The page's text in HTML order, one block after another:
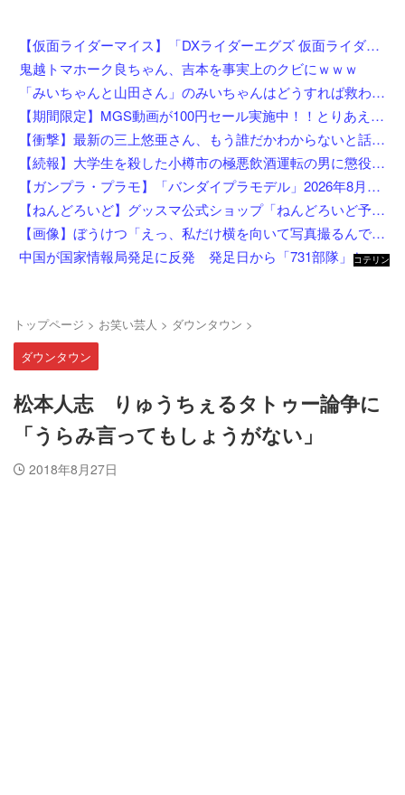
【仮面ライダーマイス】「DXライダーエグズ 仮面ライダーストア東京セット」仮面ライダーストアで発売決定
鬼越トマホーク良ちゃん、吉本を事実上のクビにｗｗｗ
「みいちゃんと山田さん」のみいちゃんはどうすれば救われたのか
【期間限定】MGS動画が100円セール実施中！！とりあえず全部買うやろｗｗｗｗｗ
【衝撃】最新の三上悠亜さん、もう誰だかわからないと話題になってしまった画像がこちら
【続報】大学生を殺した小樽市の極悪飲酒運転の男に懲役4年6ヶ月の判決。
【ガンプラ・プラモ】「バンダイプラモデル」2026年8月発売商品【スケジュール公開】
【ねんどろいど】グッスマ公式ショップ「ねんどろいど予約キャンペーン（2026年8月分）」【8月1日開始】
【画像】ぼうけつ「えっ、私だけ横を向いて写真撮るんですか？！」→結果w w w w w w w w
中国が国家情報局発足に反発 発足日から「731部隊」と結び付け戦後秩序への挑発と非難
コテリン
トップページ > お笑い芸人 > ダウンタウン >
ダウンタウン
松本人志 りゅうちぇるタトゥー論争に
「うらみ言ってもしょうがない」
2018年8月27日